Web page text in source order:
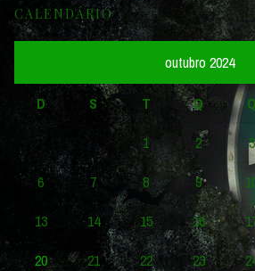
CALENDÁRIO
outubro 2024
D S T Q Q
1
2 3
6
7 8 9
13
14 15 16
20
21 22 23